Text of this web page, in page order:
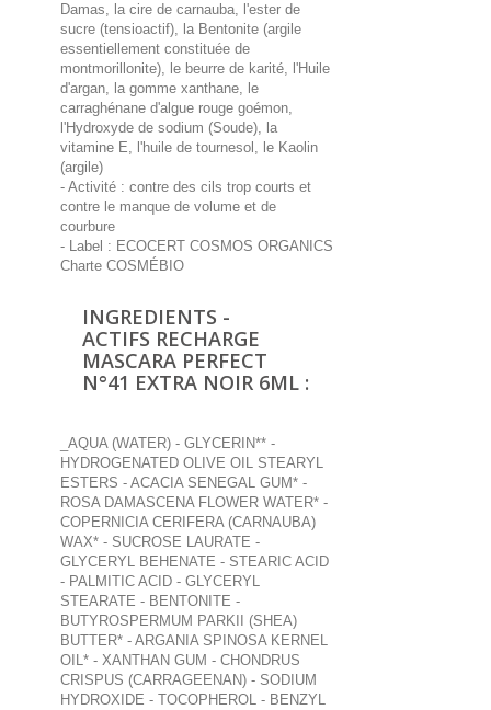
Damas, la cire de carnauba, l'ester de
sucre (tensioactif), la Bentonite (argile
essentiellement constituée de
montmorillonite), le beurre de karité, l'Huile
d'argan, la gomme xanthane, le
carraghénane d'algue rouge goémon,
l'Hydroxyde de sodium (Soude), la
vitamine E, l'huile de tournesol, le Kaolin
(argile)
- Activité : contre des cils trop courts et
contre le manque de volume et de
courbure
- Label : ECOCERT COSMOS ORGANICS
Charte COSMÉBIO
INGREDIENTS -
ACTIFS RECHARGE
MASCARA PERFECT
N°41 EXTRA NOIR 6ML :
_AQUA (WATER) - GLYCERIN** -
HYDROGENATED OLIVE OIL STEARYL
ESTERS - ACACIA SENEGAL GUM* -
ROSA DAMASCENA FLOWER WATER* -
COPERNICIA CERIFERA (CARNAUBA)
WAX* - SUCROSE LAURATE -
GLYCERYL BEHENATE - STEARIC ACID
- PALMITIC ACID - GLYCERYL
STEARATE - BENTONITE -
BUTYROSPERMUM PARKII (SHEA)
BUTTER* - ARGANIA SPINOSA KERNEL
OIL* - XANTHAN GUM - CHONDRUS
CRISPUS (CARRAGEENAN) - SODIUM
HYDROXIDE - TOCOPHEROL - BENZYL